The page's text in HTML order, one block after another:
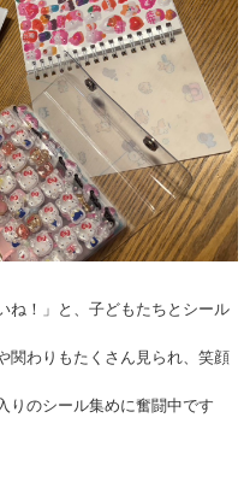
ね！」と、子どもたちとシール
関わりもたくさん見られ、笑顔
りのシール集めに奮闘中です